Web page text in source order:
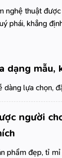
nghệ thuật
phái, khẳng
dạng mẫu,
dàng lựa chọn,
người
phẩm đẹp, tỉ